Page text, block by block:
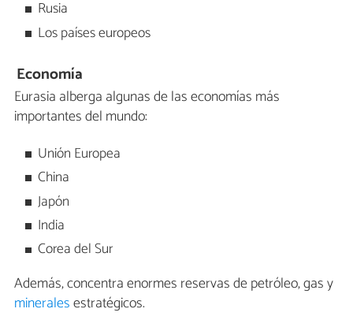
Rusia
Los países europeos
Economía
Eurasia alberga algunas de las economías más
importantes del mundo:
Unión Europea
China
Japón
India
Corea del Sur
Además, concentra enormes reservas de petróleo, gas y
mineralesestratégicos.